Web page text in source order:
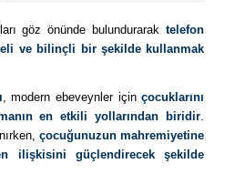
göz önünde bulunduraraktelefon
ve bilinçli bir şekilde kullanmak
, modern ebeveynler içinçocuklarını
en etkili yollarından biridir
çocuğunuzun mahremiyetine
ilişkisini güçlendirecek şekilde